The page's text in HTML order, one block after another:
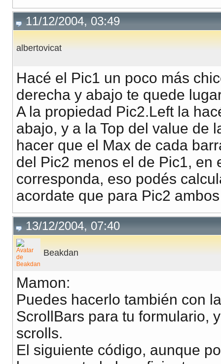
11/12/2004, 03:49
albertovicat
Hacé el Pic1 un poco más
derecha y abajo te quede
A la propiedad Pic2.Left la
abajo, y a la Top del value de
hacer que el Max de cada
del Pic2 menos el de Pic1, en
corresponda, eso podés
acordate que para Pic2
13/12/2004, 07:40
Beakdan
Mamon:
Puedes hacerlo también con
ScrollBars para tu formulario,
scrolls.
El siguiente código, aunque